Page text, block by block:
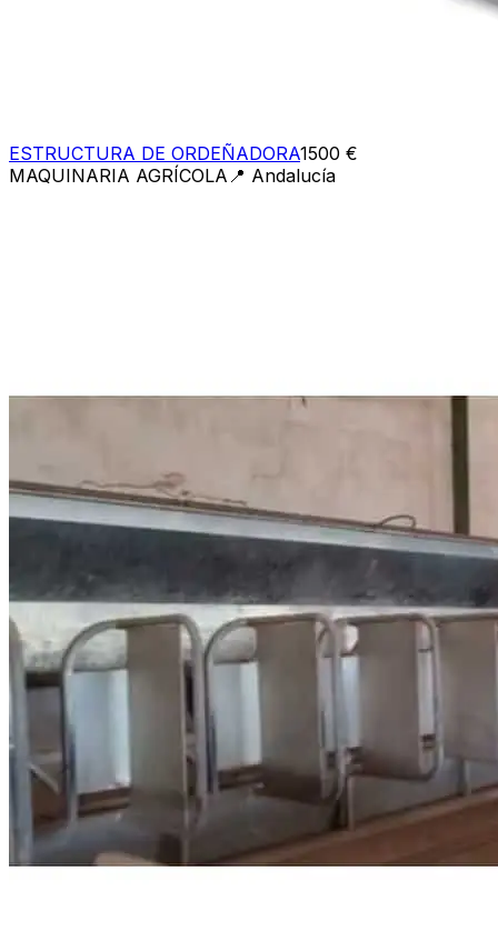
ESTRUCTURA DE ORDEÑADORA1500 €
MAQUINARIA AGRÍCOLA 📍 Andalucía